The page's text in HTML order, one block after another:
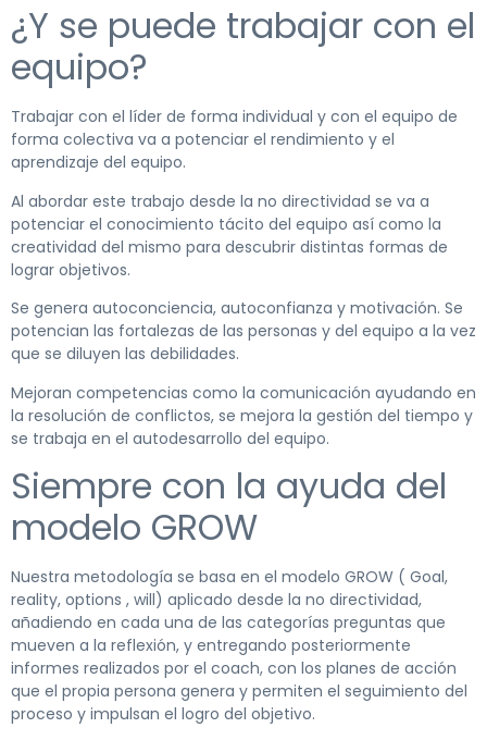
¿Y se puede trabajar con el
equipo?
Trabajar con el líder de forma individual y con el equipo de
forma colectiva va a potenciar el rendimiento y el
aprendizaje del equipo.
Al abordar este trabajo desde la no directividad se va a
potenciar el conocimiento tácito del equipo así como la
creatividad del mismo para descubrir distintas formas de
lograr objetivos.
Se genera autoconciencia, autoconfianza y motivación. Se
potencian las fortalezas de las personas y del equipo a la vez
que se diluyen las debilidades.
Mejoran competencias como la comunicación ayudando en
la resolución de conflictos, se mejora la gestión del tiempo y
se trabaja en el autodesarrollo del equipo.
Siempre con la ayuda del
modelo GROW
Nuestra metodología se basa en el modelo GROW ( Goal,
reality, options , will) aplicado desde la no directividad,
añadiendo en cada una de las categorías preguntas que
mueven a la reflexión, y entregando posteriormente
informes realizados por el coach, con los planes de acción
que el propia persona genera y permiten el seguimiento del
proceso y impulsan el logro del objetivo.